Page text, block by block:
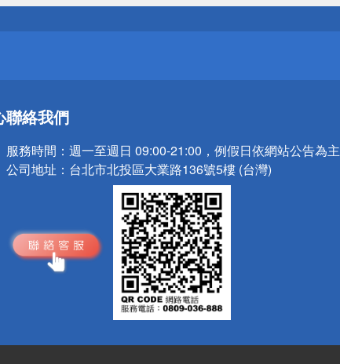
聯絡我們
服務時間： 週一至週日 09:00-21:00，例假日依網站公告為主
公司地址： 台北市北投區大業路136號5樓 (台灣)